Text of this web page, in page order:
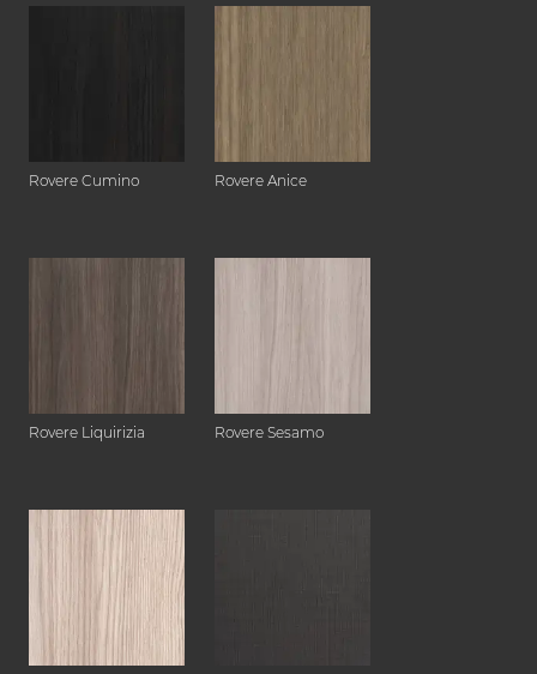
Rovere Cumino Rovere Anice
Rovere Liquirizia Rovere Sesamo